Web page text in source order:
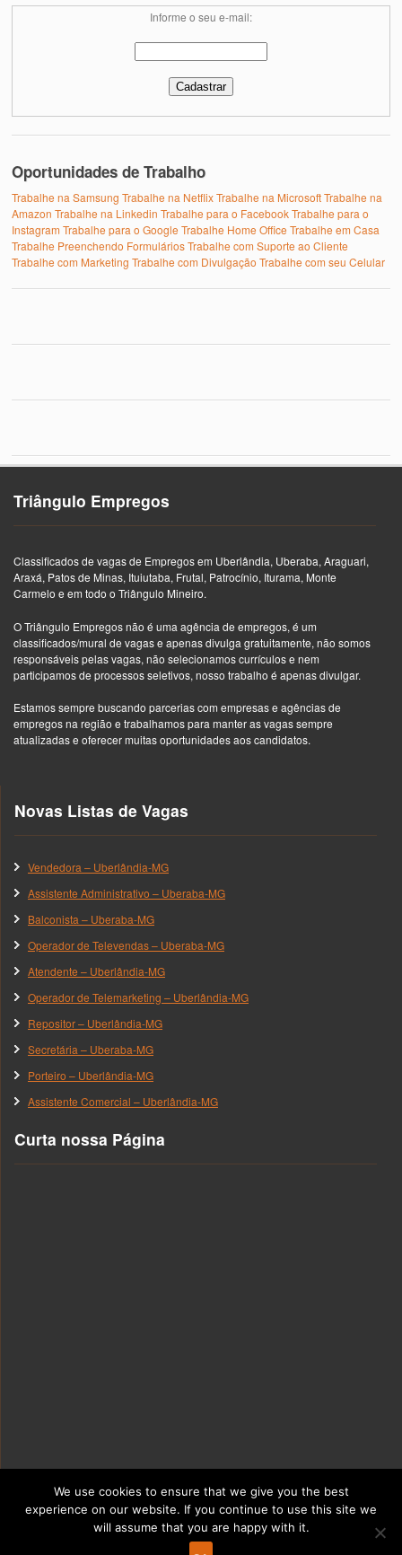
Informe o seu e-mail:
Oportunidades de Trabalho
Trabalhe na Samsung Trabalhe na NetflixTrabalhe na MicrosoftTrabalhe na
Amazon Trabalhe na Linkedin Trabalhe para o FacebookTrabalhe para o
Instagram Trabalhe para o Google Trabalhe Home Office Trabalhe em Casa
Trabalhe Preenchendo FormuláriosTrabalhe com Suporte ao Cliente
Trabalhe com Marketing Trabalhe com Divulgação Trabalhe com seu Celular
Triângulo Empregos
Classificados de vagas de Empregos em Uberlândia, Uberaba, Araguari,
Araxá, Patos de Minas, Ituiutaba, Frutal, Patrocínio, Iturama, Monte
Carmelo e em todo o Triângulo Mineiro.
O Triângulo Empregos não é uma agência de empregos, é um
classificados/mural de vagas e apenas divulga gratuitamente, não somos
responsáveis pelas vagas, não selecionamos currículos e nem
participamos de processos seletivos, nosso trabalho é apenas divulgar.
Estamos sempre buscando parcerias com empresas e agências de
empregos na região e trabalhamos para manter as vagas sempre
atualizadas e oferecer muitas oportunidades aos candidatos.
Novas Listas de Vagas
Vendedora – Uberlândia-MG
Assistente Administrativo – Uberaba-MG
Balconista – Uberaba-MG
Operador de Televendas – Uberaba-MG
Atendente – Uberlândia-MG
Operador de Telemarketing – Uberlândia-MG
Repositor – Uberlândia-MG
Secretária – Uberaba-MG
Porteiro – Uberlândia-MG
Assistente Comercial – Uberlândia-MG
Curta nossa Página
We use cookies to ensure that we give you the best
experience on our website. If you continue to use this site we
will assume that you are happy with it.